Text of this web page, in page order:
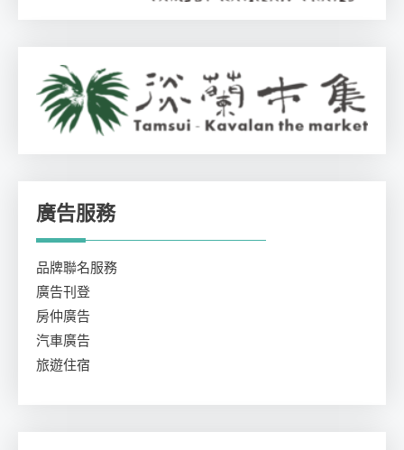
廣告服務
品牌聯名服務
廣告刊登
房仲廣告
汽車廣告
旅遊住宿